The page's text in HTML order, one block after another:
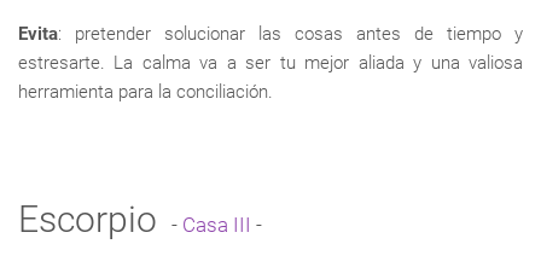
Evita: pretender solucionar las cosas antes de tiempo y
estresarte. La calma va a ser tu mejor aliada y una valiosa
herramienta para la conciliación.
Escorpio - Casa III -